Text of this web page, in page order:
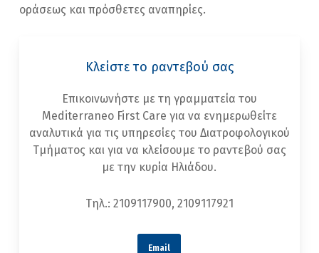
οράσεως και πρόσθετες αναπηρίες.
Κλείστε το ραντεβού σας
Επικοινωνήστε με τη γραμματεία του
Mediterraneo First Care για να ενημερωθείτε
αναλυτικά για τις υπηρεσίες του Διατροφολογικού
Τμήματος και για να κλείσουμε το ραντεβού σας
με την κυρία Ηλιάδου.
Τηλ.: 2109117900, 2109117921
Email